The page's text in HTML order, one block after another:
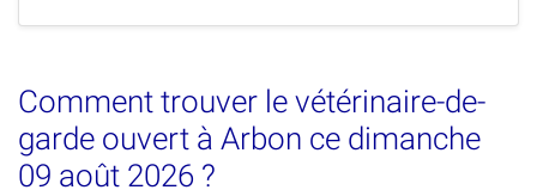
Comment trouver le vétérinaire-de-
garde ouvert à Arbon ce dimanche
09 août 2026 ?